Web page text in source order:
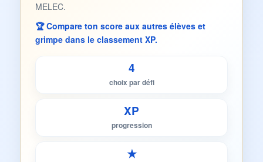
MELEC.
🏆 Compare ton score aux autres élèves et
grimpe dans le classement XP.
4
choix par défi
XP
progression
★